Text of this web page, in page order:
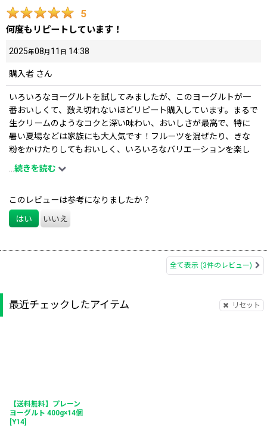
5
何度もリピートしています！
2025年08月 11 日 14:38
購入者 さん
いろいろなヨーグルトを試してみましたが、このヨーグルトが一
番おいしくて、数え切れないほどリピート購入しています。まるで
生クリームのようなコクと深い味わい、おいしさが最高で、特に
暑い夏場などは家族にも大人気です！フルーツを混ぜたり、きな
粉をかけたりしてもおいしく、いろいろなバリエーションを楽し
んでいます。
続きを読む
このレビューは参考になりましたか？
はい
いいえ
全て表示 (3件のレビュー)
最近チェックしたアイテム リセット
【送料無料】プレーン
ヨーグルト 400g×14個
[Y14]